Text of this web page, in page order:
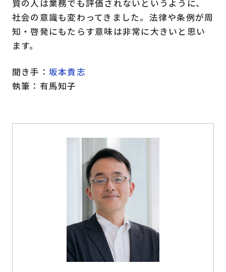
質の人は業務でも評価されないというように、
社会の意識も変わってきました。法律や条例が周
知・啓発にもたらす意味は非常に大きいと思い
ます。
聞き手： 坂本貴志
執筆：有馬知子